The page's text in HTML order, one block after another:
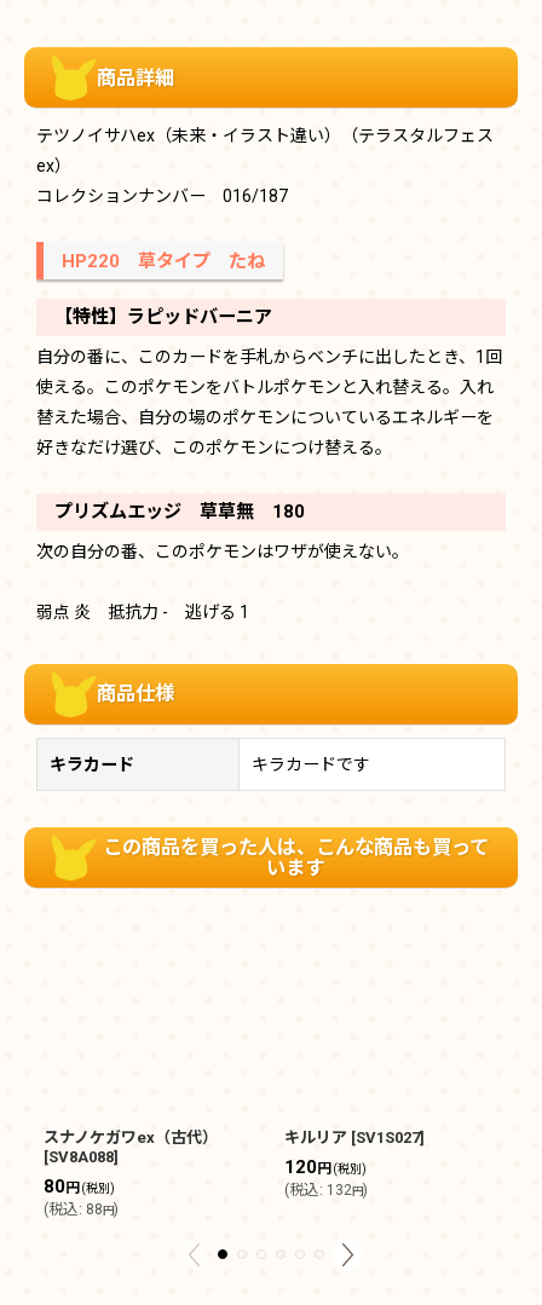
商品詳細
テツノイサハex（未来・イラスト違い）（テラスタルフェス
ex）
コレクションナンバー 016/187
HP220 草タイプ たね
【特性】ラピッドバーニア
自分の番に、このカードを手札からベンチに出したとき、1回
使える。このポケモンをバトルポケモンと入れ替える。入れ
替えた場合、自分の場のポケモンについているエネルギーを
好きなだけ選び、このポケモンにつけ替える。
プリズムエッジ 草草無 180
次の自分の番、このポケモンはワザが使えない。
弱点 炎 抵抗力 - 逃げる 1
商品仕様
キラカード キラカードです
この商品を買った人は、こんな商品も買って
います
スナノケガワex（古代）
[SV8A088]
80円(税別)
(税込: 88円)
キルリア [SV1S027]
120円(税別)
(税込: 132円)